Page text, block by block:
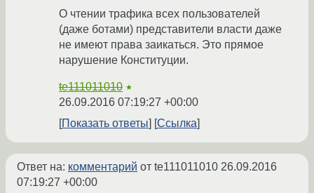
О чтении трафика всех пользователей
(даже ботами) представители власти даже
не имеют права заикаться. Это прямое
нарушение Конституции.
te111011010 ★
26.09.2016 07:19:27 +00:00
Показать ответы
Ссылка
Ответ на: комментарий от te111011010 26.09.2016
07:19:27 +00:00